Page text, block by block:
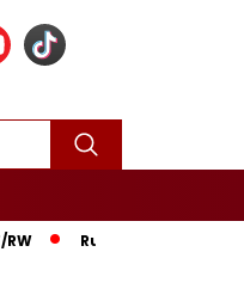
‎Rumah Warga di